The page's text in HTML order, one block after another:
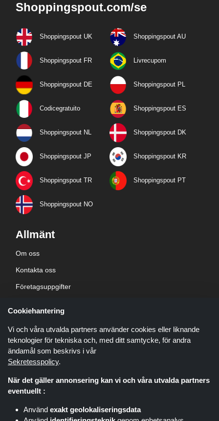
Shoppingspout.com/se
Shoppingspout UK Shoppingspout AU
Shoppingspout FR Livrecupom
Shoppingspout DE Shoppingspout PL
Codicegratuito Shoppingspout ES
Shoppingspout NL Shoppingspout DK
Shoppingspout JP Shoppingspout KR
Shoppingspout TR Shoppingspout PT
Shoppingspout NO
Allmänt
Om oss
Kontakta oss
Företagsuppgifter
Shoppingspout.com/se är en webbplats som presenterar erbjudanden,
personal är inte inblandade när du köper via dessa länkar,
Cookiehantering
Vi och våra utvalda partners använder cookies eller liknande
teknologier för tekniska och, med ditt samtycke, för andra
ändamål som beskrivs i vår
Sekretesspolicy.
När det gäller annonsering kan vi och våra utvalda partners
eventuellt :
Använd exakt geolokaliseringsdata